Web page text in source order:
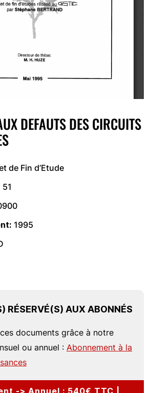
DEFAUTS DES CIRCUITS
de Fin d’Etude
51
1995
RÉSERVÉ(S) AUX ABONNÉS
documents grâce à notre
ou annuel : Abonnement à la
-> Annuel : 540€ TTC |